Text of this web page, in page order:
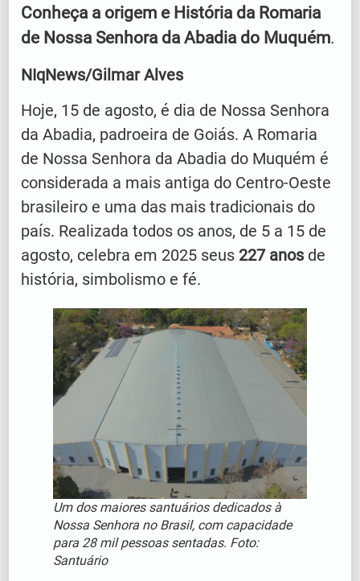
Conheça a origem e História da Romaria
de Nossa Senhora da Abadia do Muquém.
NIqNews/Gilmar Alves
Hoje, 15 de agosto, é dia de Nossa Senhora
da Abadia, padroeira de Goiás. A Romaria
de Nossa Senhora da Abadia do Muquém é
considerada a mais antiga do Centro-Oeste
brasileiro e uma das mais tradicionais do
país. Realizada todos os anos, de 5 a 15 de
agosto, celebra em 2025 seus 227 anos de
história, simbolismo e fé.
Um dos maiores santuários dedicados à
Nossa Senhora no Brasil, com capacidade
para 28 mil pessoas sentadas. Foto:
Santuário